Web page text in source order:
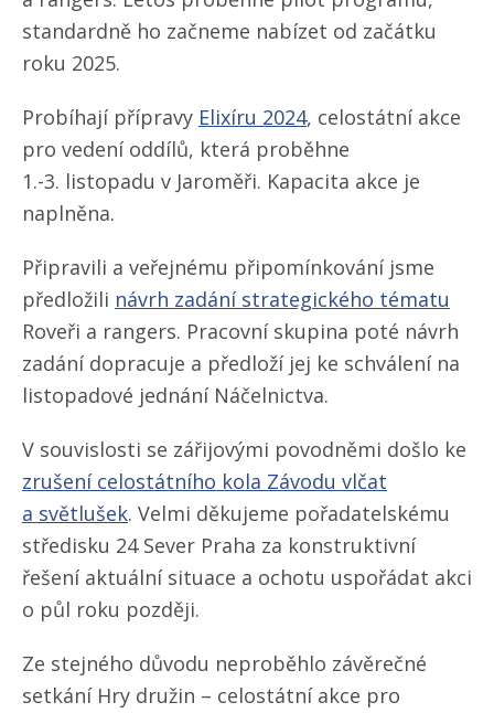
standardně ho začneme nabízet od začátku
roku 2025.
Probíhají přípravy Elixíru 2024, celostátní akce
pro vedení oddílů, která proběhne
1.-3. listopadu v Jaroměři. Kapacita akce je
naplněna.
Připravili a veřejnému připomínkování jsme
předložili návrh zadání strategického tématu
Roveři a rangers. Pracovní skupina poté návrh
zadání dopracuje a předloží jej ke schválení na
listopadové jednání Náčelnictva.
V souvislosti se zářijovými povodněmi došlo ke
zrušení celostátního kola Závodu vlčat
a světlušek. Velmi děkujeme pořadatelskému
středisku 24 Sever Praha za konstruktivní
řešení aktuální situace a ochotu uspořádat akci
o půl roku později.
Ze stejného důvodu neproběhlo závěrečné
setkání Hry družin – celostátní akce pro